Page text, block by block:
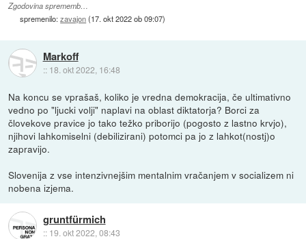
Zgodovina sprememb…
spremenilo:zavajon(17. okt 2022 ob 09:07)
Markoff
:: 18. okt 2022, 16:48
Na koncu se vprašaš, koliko je vredna demokracija, če ultimativno
vedno po "ljucki volji" naplavi na oblast diktatorja? Borci za
človekove pravice jo tako težko priborijo (pogosto z lastno krvjo),
njihovi lahkomiselni (debilizirani) potomci pa jo z lahkot(nostj)o
zapravijo.
Slovenija z vse intenzivnejšim mentalnim vračanjem v socializem ni
nobena izjema.
gruntfürmich
:: 19. okt 2022, 08:43